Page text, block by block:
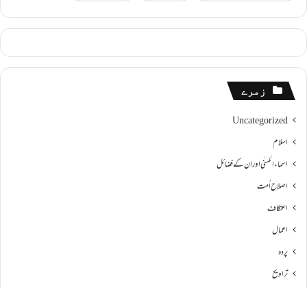
زمرے
Uncategorized
اسلام
اسماءالحسنٰی اور ان کے فضائل
اصلاح اُمت
اعتکاف
اعمال
پردہ
تراویح